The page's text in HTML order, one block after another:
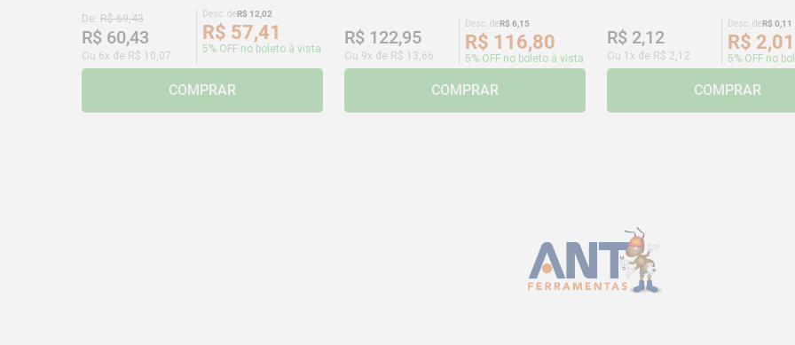
De:R$ 69,43
R$ 60,43
Ou 6x de R$ 10 07
Desc. deR$ 12 02
R$ 57,41
5% OFF no boleto à vista
COMPRAR
R$ 122,95
Ou 9x de R$ 13 66
Desc. deR$ 6, 15
R$ 116,80
5% OFF no boleto à vista
COMPRAR
R$ 2,12
Ou 1 x de R$ 2 12
Desc. deR$ 0 11
R$ 2,01
5% OFF no
COMPRAR